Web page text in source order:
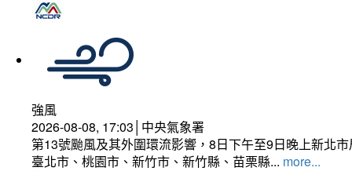
強風
2026-08-08, 17:03│中央氣象署
第13號颱風及其外圍環流影響，8日下午至9日晚上新北
臺北市、桃園市、新竹市、新竹縣、苗栗縣... more...